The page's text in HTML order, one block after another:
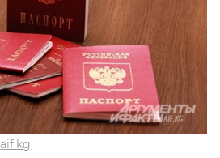
aif.kg